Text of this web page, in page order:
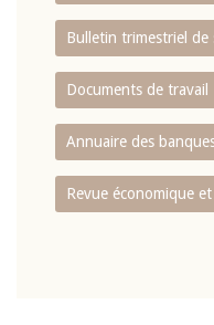
Bulletin trimestriel de
Documents de travail
Annuaire des
Revue économique